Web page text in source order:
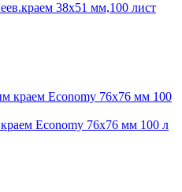
38x51 мм,100 лист
Economy 76x76 мм 100 л